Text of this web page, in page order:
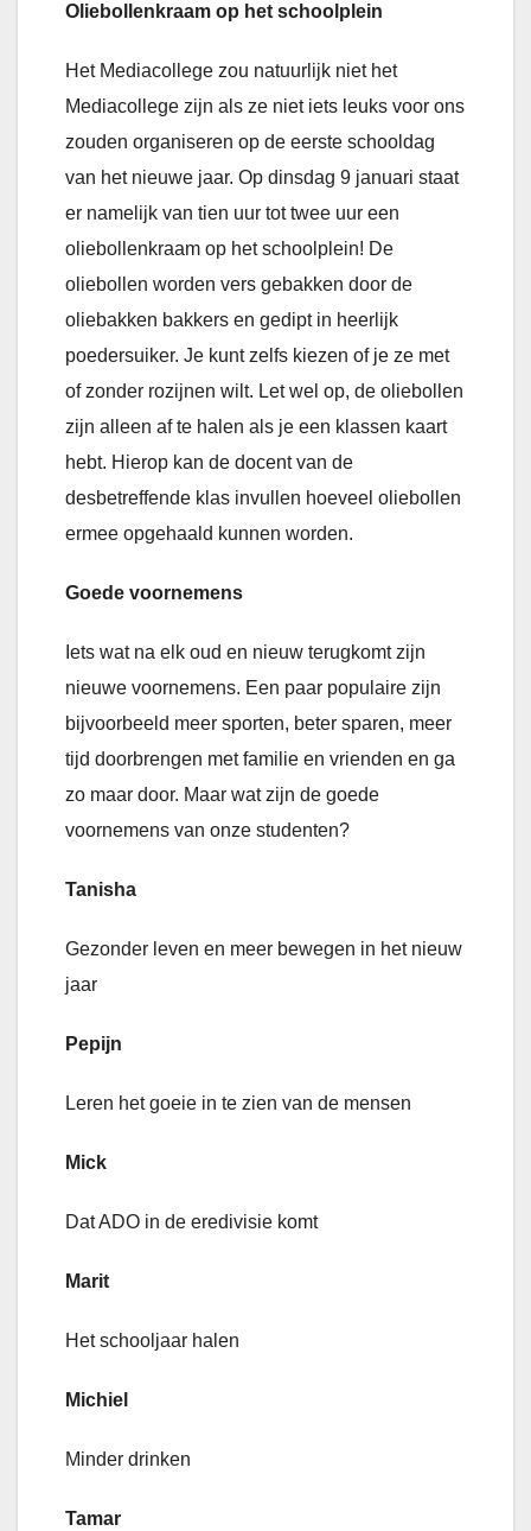
Oliebollenkraam op het schoolplein
Het Mediacollege zou natuurlijk niet het
Mediacollege zijn als ze niet iets leuks voor ons
zouden organiseren op de eerste schooldag
van het nieuwe jaar. Op dinsdag 9 januari staat
er namelijk van tien uur tot twee uur een
oliebollenkraam op het schoolplein! De
oliebollen worden vers gebakken door de
oliebakken bakkers en gedipt in heerlijk
poedersuiker. Je kunt zelfs kiezen of je ze met
of zonder rozijnen wilt. Let wel op, de oliebollen
zijn alleen af te halen als je een klassen kaart
hebt. Hierop kan de docent van de
desbetreffende klas invullen hoeveel oliebollen
ermee opgehaald kunnen worden.
Goede voornemens
Iets wat na elk oud en nieuw terugkomt zijn
nieuwe voornemens. Een paar populaire zijn
bijvoorbeeld meer sporten, beter sparen, meer
tijd doorbrengen met familie en vrienden en ga
zo maar door. Maar wat zijn de goede
voornemens van onze studenten?
Tanisha
Gezonder leven en meer bewegen in het nieuw
jaar
Pepijn
Leren het goeie in te zien van de mensen
Mick
Dat ADO in de eredivisie komt
Marit
Het schooljaar halen
Michiel
Minder drinken
Tamar